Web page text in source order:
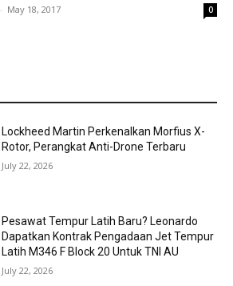
- May 18, 2017 0
Lockheed Martin Perkenalkan Morfius X-
Rotor, Perangkat Anti-Drone Terbaru
July 22, 2026
Pesawat Tempur Latih Baru? Leonardo
Dapatkan Kontrak Pengadaan Jet Tempur
Latih M346 F Block 20 Untuk TNI AU
July 22, 2026